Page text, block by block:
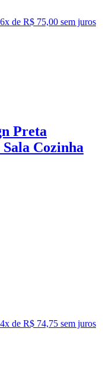
6x de R$ 75,00 sem juros
Preta
Cozinha
4x de R$ 74,75 sem juros